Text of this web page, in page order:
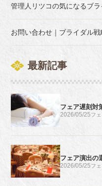
管理人リツコの気になるブラ
お問い合わせ｜ブライダル戦
最新記事
フェア遅刻対
2026/05/25フ
フェア演出の
2026/05/25フ